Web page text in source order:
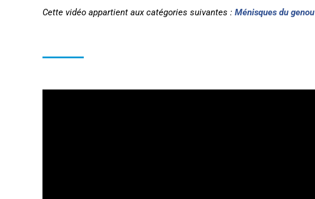
Cette vidéo appartient aux catégories suivantes : Ménisques du genou